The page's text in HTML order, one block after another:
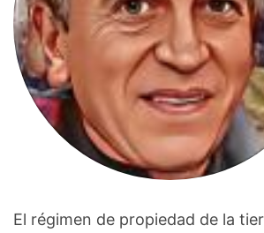
El régimen de propiedad de la